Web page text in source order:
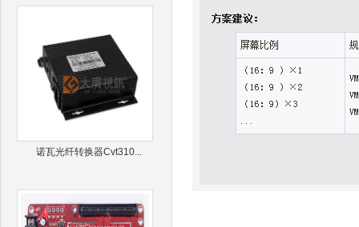
诺瓦光纤转换器Cvt310...